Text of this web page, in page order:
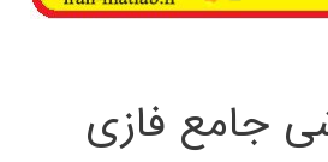
جامع فازی